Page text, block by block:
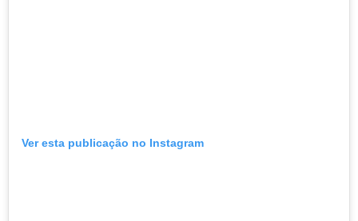
Ver esta publicação no Instagram